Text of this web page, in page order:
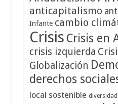
anticapitalismo
Infante cambio
Crisis Crisis en
crisis izquierda
Globalización
derechos
local sostenible diversidad